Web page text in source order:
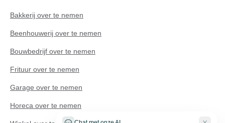
Bakkerij over te nemen
Beenhouwerij over te nemen
Bouwbedrijf over te nemen
Frituur over te nemen
Garage over te nemen
Horeca over te nemen